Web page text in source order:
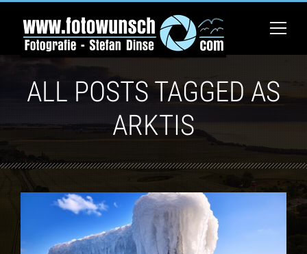
ALL POSTS TAGGED AS
ARKTIS